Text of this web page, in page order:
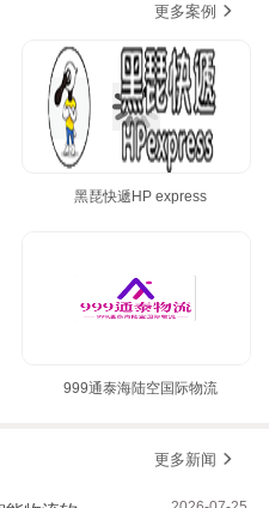
更多案例
黑琵快遞HP express
999通泰海陆空国际物流
更多新闻